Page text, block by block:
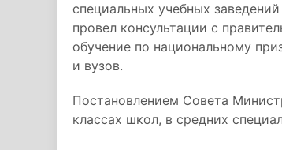
специальных учебных
провел консультации с
обучение по национальному
и вузов.
Постановлением Совета
классах школ, в средних